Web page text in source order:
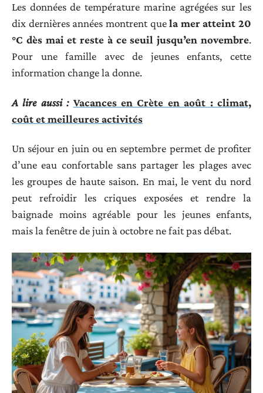
Les données de température marine agrégées sur les
dix dernières années montrent quela mer atteint 20
°C dès mai et reste à ce seuil jusqu’en novembre.
Pour une famille avec de jeunes enfants, cette
information change la donne.
A lire aussi : Vacances en Crète en août : climat,
coût et meilleures activités
Un séjour en juin ou en septembre permet de profiter
d’une eau confortable sans partager les plages avec
les groupes de haute saison. En mai, le vent du nord
peut refroidir les criques exposées et rendre la
baignade moins agréable pour les jeunes enfants,
mais la fenêtre de juin à octobre ne fait pas débat.